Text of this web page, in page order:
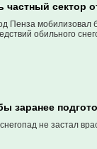
сектор
Пенза
обильного
заранее
не застал